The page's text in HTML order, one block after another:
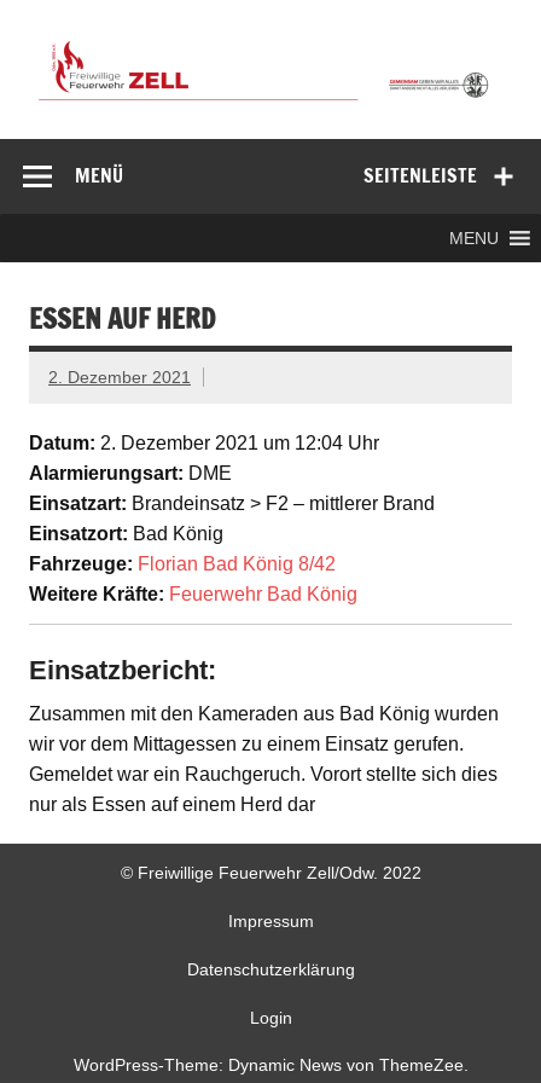
springen
Freiwillige
Feuerwehr
Zell/Odw.
SEITENLEISTE
MENÜ
MENU
ESSEN AUF HERD
2. Dezember 2021
Datum: 2. Dezember 2021 um 12:04 Uhr
Alarmierungsart: DME
Einsatzart: Brandeinsatz > F2 – mittlerer Brand
Einsatzort: Bad König
Fahrzeuge: Florian Bad König 8/42
Weitere Kräfte: Feuerwehr Bad König
Einsatzbericht:
Zusammen mit den Kameraden aus Bad König wurden
wir vor dem Mittagessen zu einem Einsatz gerufen.
Gemeldet war ein Rauchgeruch. Vorort stellte sich dies
nur als Essen auf einem Herd dar
© Freiwillige Feuerwehr Zell/Odw. 2022
Impressum
Datenschutzerklärung
Login
WordPress-Theme: Dynamic News von ThemeZee.